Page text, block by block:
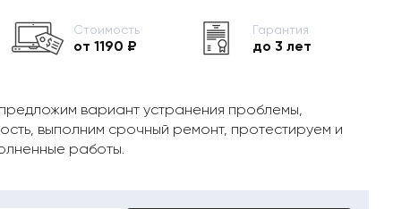
Стоимость
от 1190 ₽
Гарантия
до 3 лет
вариант устранения проблемы,
выполним срочный ремонт, протестируем и
работы.